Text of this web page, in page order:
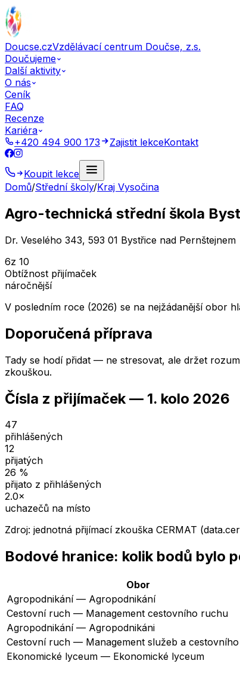
Doucse.czVzdělávací centrum Doučse, z.s.
Doučujeme
Další aktivity
O nás
Ceník
FAQ
Recenze
Kariéra
+420 494 900 173
Zajistit lekceKontakt
Koupit lekce
Domů/Střední školy/Kraj Vysočina
Agro-technická střední škola
Dr. Veselého 343, 593 01 Bystřice nad Pernštejnem
6z 10
Obtížnost přijímaček
náročnější
V posledním roce (2026) se na nejžádanější obor
Doporučená příprava
Tady se hodí přidat — ne stresovat, ale držet
zkouškou.
Čísla z přijímaček — 1. kolo 2026
47
přihlášených
12
přijatých
26 %
přijato z přihlášených
2.0×
uchazečů na místo
Zdroj: jednotná přijímací zkouška CERMAT
Bodové hranice: kolik bodů bylo
Obor
Agropodnikání — Agropodnikání
Cestovní ruch — Management cestovního ruchu
Agropodnikání — Agropodnikáni
Cestovní ruch — Management služeb a
Ekonomické lyceum — Ekonomické lyceum